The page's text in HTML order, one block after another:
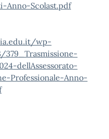
Anno-Scolast.pdf
wp-
dellAssessorato-
Professionale-Anno-